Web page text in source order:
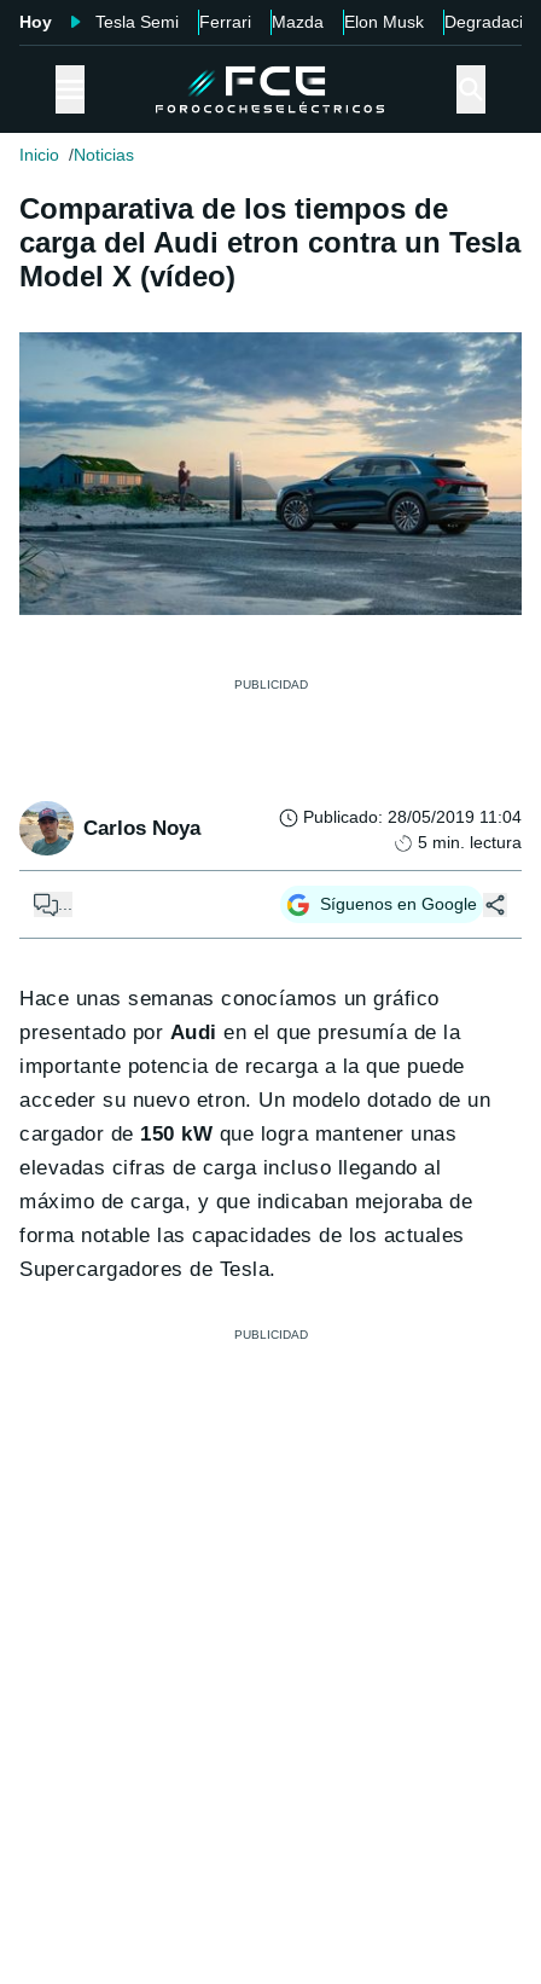
Hoy Tesla Semi Ferrari Mazda Elon Musk Degradación
Inicio Noticias
Comparativa de los tiempos de
carga del Audi etron contra un Tesla
Model X (vídeo)
Carlos Noya Publicado: 28/05/2019 11:04
5 min. lectura
... Síguenos en Google
Hace unas semanas conocíamos un gráfico
presentado por Audi en el que presumía de la
importante potencia de recarga a la que puede
acceder su nuevo etron. Un modelo dotado de un
cargador de 150 kW que logra mantener unas
elevadas cifras de carga incluso llegando al
máximo de carga, y que indicaban mejoraba de
forma notable las capacidades de los actuales
Supercargadores de Tesla.